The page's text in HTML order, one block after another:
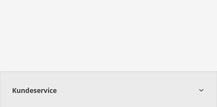
Kundeservice